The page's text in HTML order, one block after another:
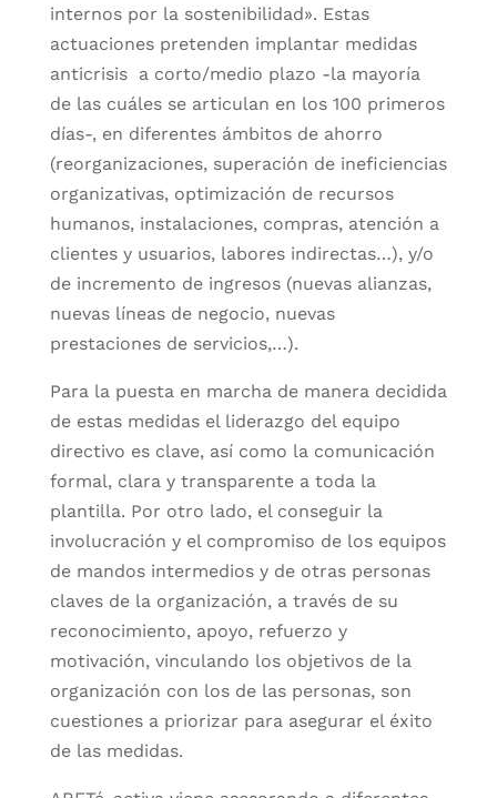
internos por la sostenibilidad». Estas
actuaciones pretenden implantar medidas
anticrisis a corto/medio plazo -la mayoría
de las cuáles se articulan en los 100 primeros
días-, en diferentes ámbitos de ahorro
(reorganizaciones, superación de ineficiencias
organizativas, optimización de recursos
humanos, instalaciones, compras, atención a
clientes y usuarios, labores indirectas…), y/o
de incremento de ingresos (nuevas alianzas,
nuevas líneas de negocio, nuevas
prestaciones de servicios,…).
Para la puesta en marcha de manera decidida
de estas medidas el liderazgo del equipo
directivo es clave, así como la comunicación
formal, clara y transparente a toda la
plantilla. Por otro lado, el conseguir la
involucración y el compromiso de los equipos
de mandos intermedios y de otras personas
claves de la organización, a través de su
reconocimiento, apoyo, refuerzo y
motivación, vinculando los objetivos de la
organización con los de las personas, son
cuestiones a priorizar para asegurar el éxito
de las medidas.